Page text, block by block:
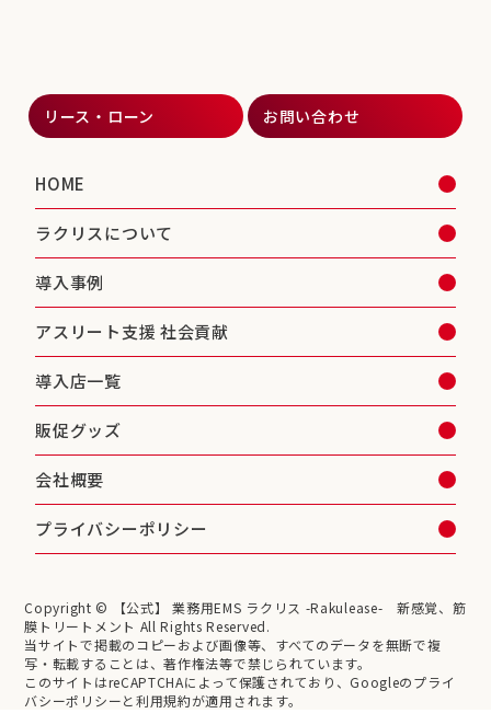
リース・ローン お問い合わせ
HOME
ラクリスについて
導入事例
アスリート支援 社会貢献
導入店一覧
販促グッズ
会社概要
プライバシーポリシー
Copyright © 【公式】 業務用EMS ラクリス -Rakulease- 新感覚、筋
膜トリートメント All Rights Reserved.
当サイトで掲載のコピーおよび画像等、すべてのデータを無断で複
写・転載することは、著作権法等で禁じられています。
このサイトはreCAPTCHAによって保護されており、Googleのプライ
バシーポリシーと利用規約が適用されます。